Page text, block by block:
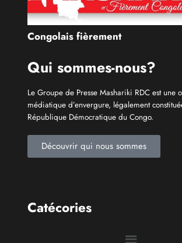
Congolais fièrement
Qui sommes-nous?
Le Groupe de Presse Mashariki RDC est une
médiatique d’envergure, légalement
République Démocratique du Congo.
Découvrir qui nous sommes
Catécories